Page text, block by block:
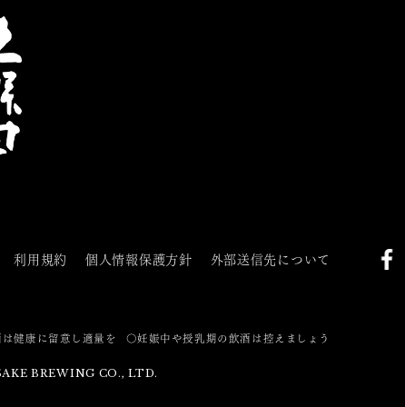
利用規約 個人情報保護方針 外部送信先について
健康に留意し適量を 〇妊娠中や授乳期の飲酒は控えましょう
BREWING CO., LTD.